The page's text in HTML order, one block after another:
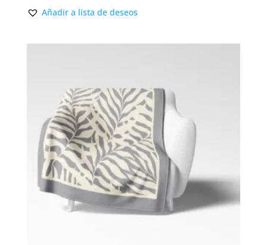
Añadir a lista de deseos